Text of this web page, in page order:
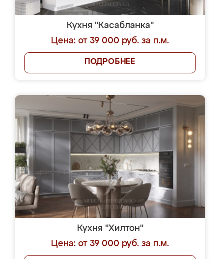
Кухня "Касабланка"
Цена: от 39 000 руб. за п.м.
ПОДРОБНЕЕ
Кухня "Хилтон"
Цена: от 39 000 руб. за п.м.